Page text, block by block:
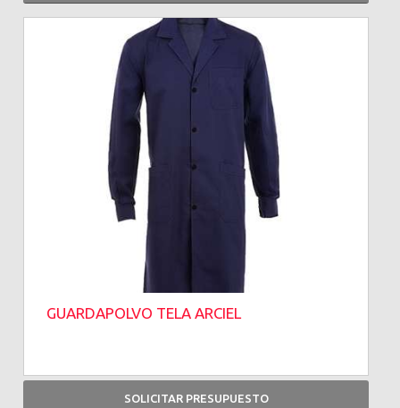
GUARDAPOLVO TELA ARCIEL
SOLICITAR PRESUPUESTO